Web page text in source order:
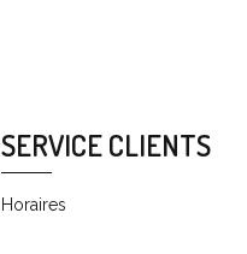
SERVICE CLIENTS
Horaires